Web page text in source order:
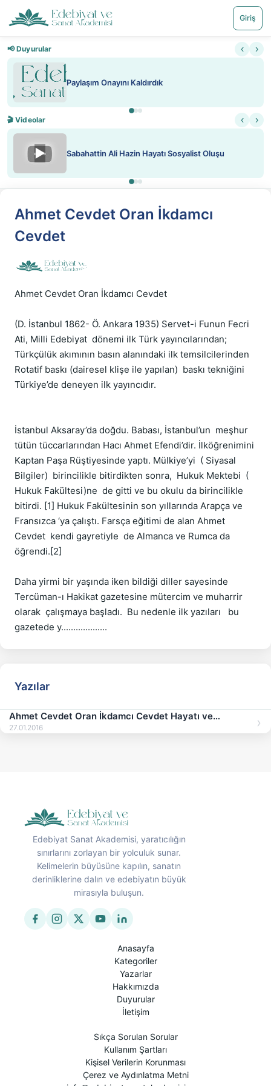
Giriş
📢 Duyurular ‹ ›
Paylaşım Onayını Kaldırdık
🎬 Videolar ‹ ›
▶ Sabahattin Ali Hazin Hayatı Sosyalist Oluşu
Ahmet Cevdet Oran İkdamcı
Cevdet
Ahmet Cevdet Oran İkdamcı Cevdet
(D. İstanbul 1862- Ö. Ankara 1935) Servet-i Funun Fecri
Ati, Milli Edebiyat  dönemi ilk Türk yayıncılarından;
Türkçülük akımının basın alanındaki ilk temsilcilerinden
Rotatif baskı (dairesel klişe ile yapılan)  baskı tekniğini
Türkiye’de deneyen ilk yayıncıdır.
İstanbul Aksaray’da doğdu. Babası, İstanbul’un  meşhur
tütün tüccarlarından Hacı Ahmet Efendi’dir. İlköğrenimini
Kaptan Paşa Rüştiyesinde yaptı. Mülkiye’yi  ( Siyasal
Bilgiler)  birincilikle bitirdikten sonra,  Hukuk Mektebi  (
Hukuk Fakültesi)ne  de gitti ve bu okulu da birincilikle
bitirdi. [1] Hukuk Fakültesinin son yıllarında Arapça ve
Fransızca ‘ya çalıştı. Farsça eğitimi de alan Ahmet
Cevdet  kendi gayretiyle  de Almanca ve Rumca da
öğrendi.[2]
Daha yirmi bir yaşında iken bildiği diller sayesinde
Tercüman-ı Hakikat gazetesine mütercim ve muharrir
olarak  çalışmaya başladı.  Bu nedenle ilk yazıları   bu
Yazılar
Ahmet Cevdet Oran İkdamcı Cevdet Hayatı ve
Hizmetleri
27.01.2016
Edebiyat Sanat Akademisi, yaratıcılığın
sınırlarını zorlayan bir yolculuk sunar.
Kelimelerin büyüsüne kapılın, sanatın
derinliklerine dalın ve edebiyatın büyük
mirasıyla buluşun.
Anasayfa
Kategoriler
Yazarlar
Hakkımızda
Duyurular
İletişim
Sıkça Sorulan Sorular
Kullanım Şartları
Kişisel Verilerin Korunması
Çerez ve Aydınlatma Metni